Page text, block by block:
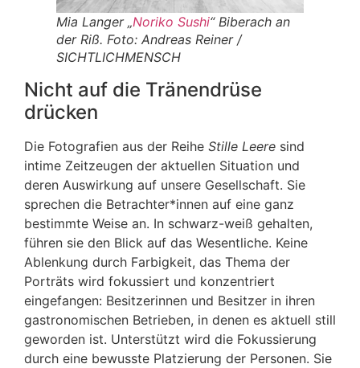
Mia Langer „Noriko Sushi“ Biberach an
der Riß. Foto: Andreas Reiner /
SICHTLICHMENSCH
Nicht auf die Tränendrüse
drücken
Die Fotografien aus der Reihe Stille Leere sind
intime Zeitzeugen der aktuellen Situation und
deren Auswirkung auf unsere Gesellschaft. Sie
sprechen die Betrachter*innen auf eine ganz
bestimmte Weise an. In schwarz-weiß gehalten,
führen sie den Blick auf das Wesentliche. Keine
Ablenkung durch Farbigkeit, das Thema der
Porträts wird fokussiert und konzentriert
eingefangen: Besitzerinnen und Besitzer in ihren
gastronomischen Betrieben, in denen es aktuell still
geworden ist. Unterstützt wird die Fokussierung
durch eine bewusste Platzierung der Personen. Sie